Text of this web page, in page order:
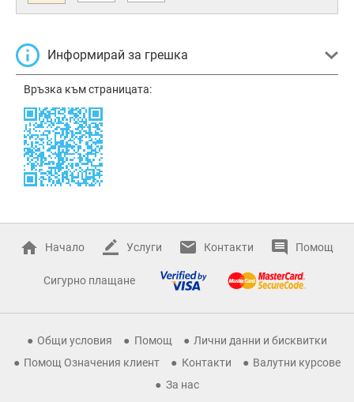
Информирай за грешка
Връзка към страницата:
Начало Услуги Контакти Помощ
Сигурно плащане
Общи условия Помощ
Лични данни и бисквитки
Помощ Означения клиент
Контакти
Валутни курсове
За нас